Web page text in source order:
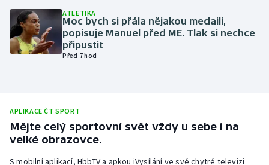
Moderní pětiboj
Motorsport
Plavání
Plážový volejbal
ATLETIKA
Moc bych si přála nějakou medaili,
popisuje Manuel před ME. Tlak si nechce
připustit
Před 7 hod
APLIKACE ČT SPORT
Mějte celý sportovní svět vždy u sebe i na
velké obrazovce.
S mobilní aplikací, HbbTV a apkou iVysílání ve své chytré televizi